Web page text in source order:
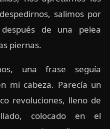
salimos por
de una pelea
piernas.
una frase seguía
mi cabeza. Parecía un
revoluciones, lleno de
colocado en el